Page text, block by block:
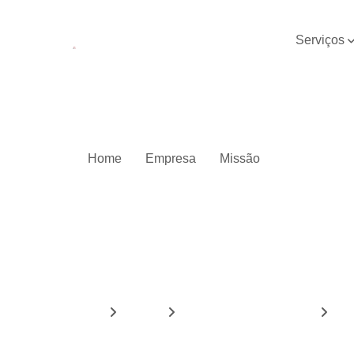
Home Empresa Missão
Serviços
Empresas